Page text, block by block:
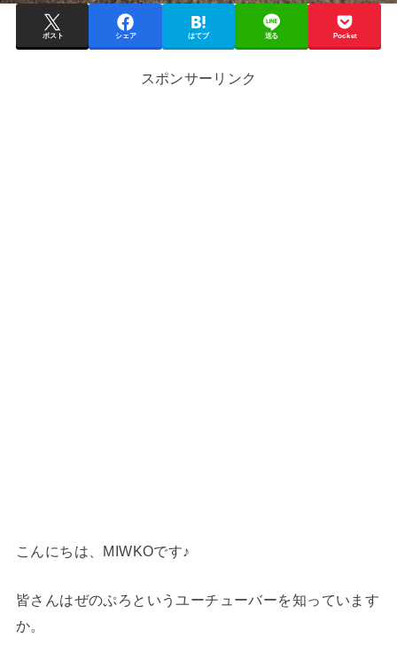
ポスト シェア はてブ 送る Pocket
スポンサーリンク
こんにちは、MIWKOです♪
皆さんはぜのぷろというユーチューバーを知っています
か。